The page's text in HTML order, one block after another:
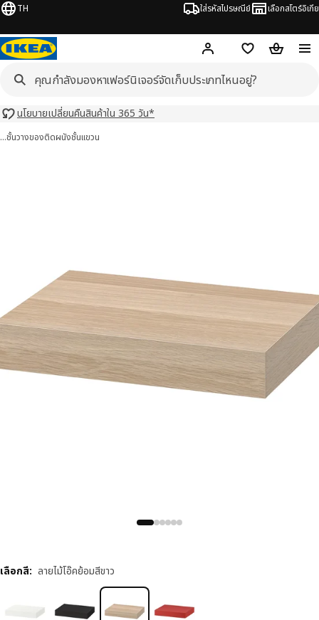
TH ใส่รหัสไปรษณีย์ เลือกสโตร์อิเกีย
Hej! เข้าสู่ระบบ หรือ ลงทะเ
ช้อปปิ้งลิสต์ตะกร้าสินค้
นโยบายเปลี่ยนคืนสินค้าใน 365 วัน*
…ชั้นวางของติดผนังชั้นแขวน
เลือกสี: ลายไม้โอ๊คย้อมสีขาว